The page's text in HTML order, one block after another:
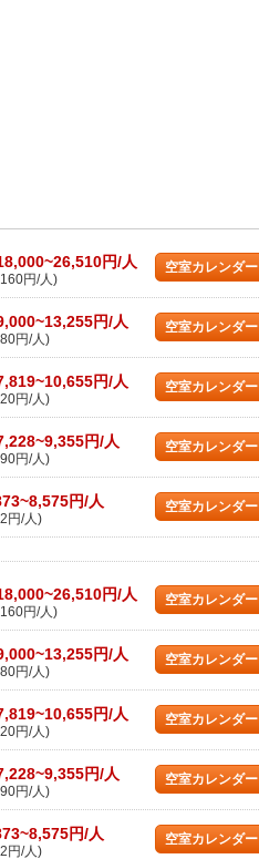
円/人
円/人)
空室カレンダー
円/人
円/人)
空室カレンダー
円/人
円/人)
空室カレンダー
円/人
円/人)
空室カレンダー
円/人
円/人)
空室カレンダー
円/人
円/人)
空室カレンダー
円/人
円/人)
空室カレンダー
円/人
円/人)
空室カレンダー
円/人
円/人)
空室カレンダー
円/人
円/人)
空室カレンダー